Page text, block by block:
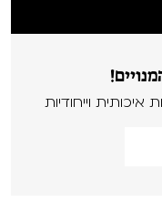
איכותית וייחודיות